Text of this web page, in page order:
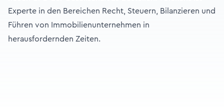
Experte in den Bereichen Recht, Steuern, Bilanzieren und
Führen von Immobilienunternehmen in
herausfordernden Zeiten.